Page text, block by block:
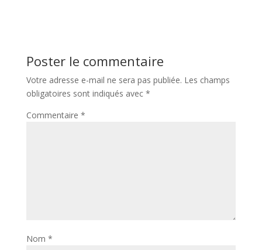
Poster le commentaire
Votre adresse e-mail ne sera pas publiée. Les champs
obligatoires sont indiqués avec *
Commentaire *
Nom *